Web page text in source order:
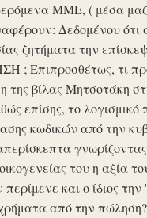
ΜΜΕ, ( μέσα
Δεδομένου ότι
ζητήματα την
; Επιπροσθέτως, τι
της βίλας Μητσοτάκη
επίσης, το λογισμικό
κωδικών από την
του η αξία
και ο ίδιος
από την